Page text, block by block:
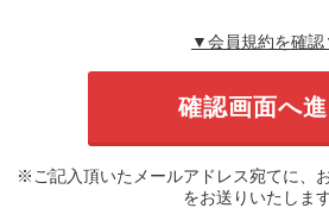
▼会員規約を確
※ご記入頂いたメールアドレス宛てに、
をお送りいたします